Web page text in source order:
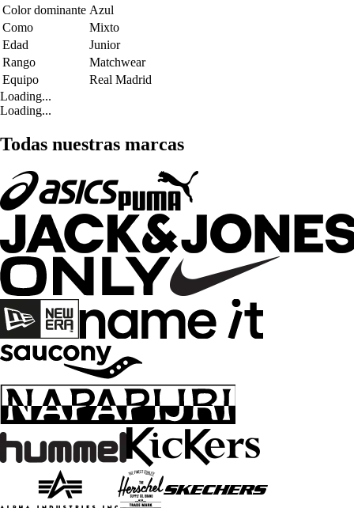
Color dominante Azul
Como
Mixto
Edad
Junior
Rango
Matchwear
Equipo
Real Madrid
Loading...
Loading...
Todas nuestras marcas